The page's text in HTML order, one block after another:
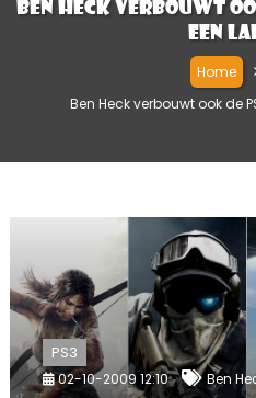
Ben Heck verbouwt
een
Home
Ben Heck verbouwt ook de
PS3
02-10-2009 12:10 Ben